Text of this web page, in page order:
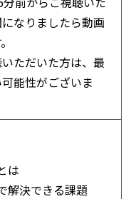
なりましたら動画
ただいた方は、最
能性がございま
は
解決できる課題